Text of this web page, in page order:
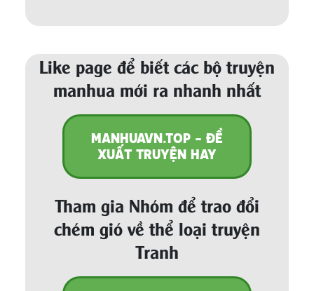
Like page để biết các bộ truyện
manhua mới ra nhanh nhất
MANHUAVN.TOP - ĐỀ
XUẤT TRUYỆN HAY
Tham gia Nhóm để trao đổi
chém gió về thể loại truyện
Tranh